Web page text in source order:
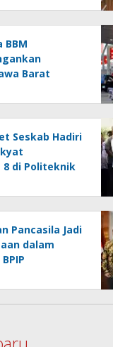
BBM
Barat
Seskab Hadiri
8 di Politeknik
Pancasila Jadi
dalam